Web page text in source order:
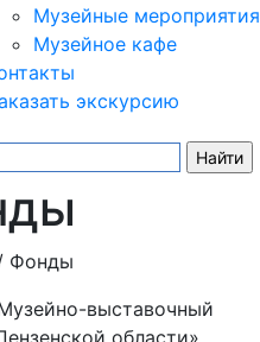
Музейные мероприятия
Музейное кафе
экскурсию
Фонды
выставочный
области»